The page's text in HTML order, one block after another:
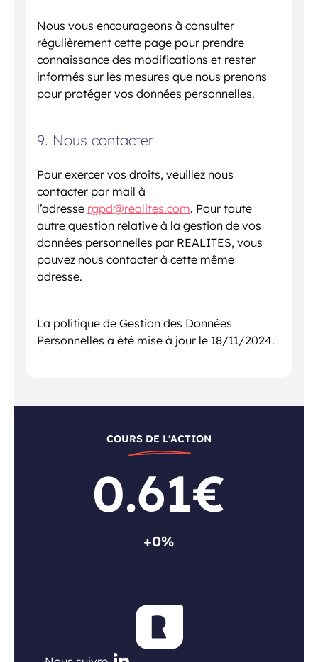
Nous vous encourageons à consulter
régulièrement cette page pour prendre
connaissance des modifications et rester
informés sur les mesures que nous prenons
pour protéger vos données personnelles.
9. Nous contacter
Pour exercer vos droits, veuillez nous
contacter par mail à
l’adresse rgpd@realites.com. Pour toute
autre question relative à la gestion de vos
données personnelles par REALITES, vous
pouvez nous contacter à cette même
adresse.
La politique de Gestion des Données
Personnelles a été mise à jour le 18/11/2024.
COURS DE L'ACTION
0.61€
+0%